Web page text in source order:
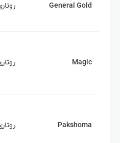
General Gold
Magic
Pakshoma